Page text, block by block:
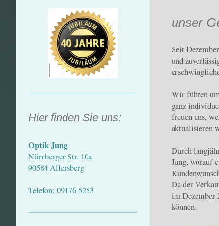
unser
Seit
und
Wir führen
ganz
freuen uns,
aktualisieren
Durch
Jung, worauf
Da der
im Dezember
können.
Hier finden Sie uns:
Optik Jung
Nürnberger Str. 10a
90584 Allersberg
Telefon: 09176 5253